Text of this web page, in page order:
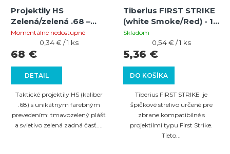
Projektily HS
Zelená/zelená .68 –
200 ks pre magfed a
milsim hry
Momentálne nedostupné
DETAIL
68 €
Jednotková
0,34 € / 1 ks
Taktické projektily HS (kaliber
.68) s unikátnym farebným
prevedením: tmavozelený plášť
a svietivo zelená zadná časť....
Tiberius FIRST STRIKE
(white Smoke/Red) - 10
ks
Skladom
DO KOŠÍKA
5,36 €
Jednotková
cena:
0,54 € / 1 ks
Tiberius FIRST STRIKE je
špičkové strelivo určené pre
zbrane kompatibilné s
projektilmi typu First Strike.
Tieto...